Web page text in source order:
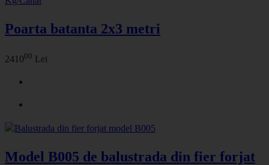
Poarta batanta 2x3 metri
241000 Lei
Model B005 de balustrada din fier forjat